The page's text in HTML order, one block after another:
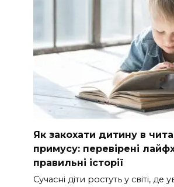
Як закохати дитину в
примусу: перевірені
правильні історії
Сучасні діти ростуть у світі, де